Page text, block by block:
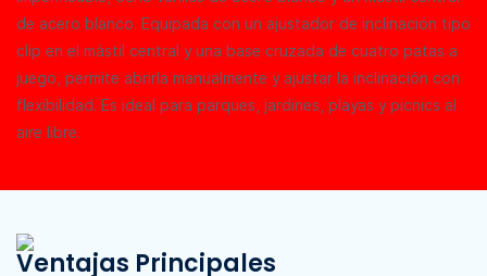
de acero blanco. Equipada con un ajustador de inclinación tipo
clip en el mástil central y una base cruzada de cuatro patas a
juego, permite abrirla manualmente y ajustar la inclinación con
flexibilidad. Es ideal para parques, jardines, playas y picnics al
aire libre.
Ventajas Principales